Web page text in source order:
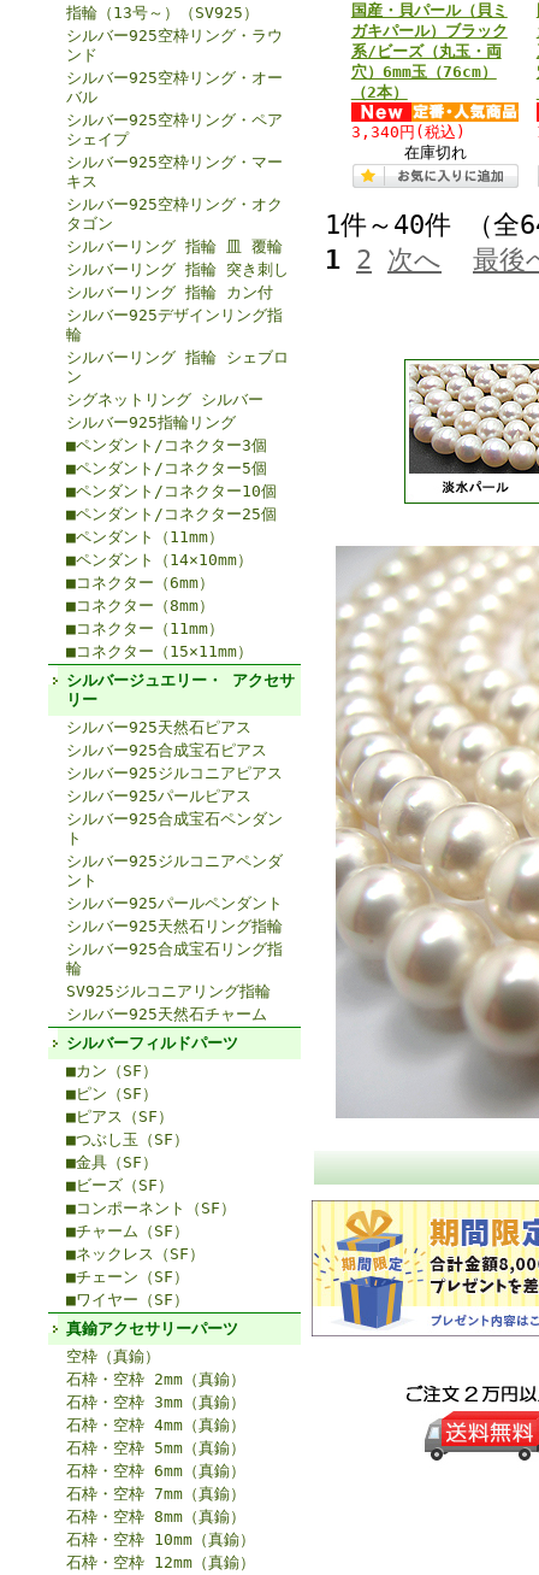
指輪（13号～）（SV925）
シルバー925空枠リング・ラウ
ンド
シルバー925空枠リング・オー
バル
シルバー925空枠リング・ペア
シェイプ
シルバー925空枠リング・マー
キス
シルバー925空枠リング・オク
タゴン
シルバーリング 指輪 皿 覆輪
シルバーリング 指輪 突き刺し
シルバーリング 指輪 カン付
シルバー925デザインリング指
輪
シルバーリング 指輪 シェブロ
ン
シグネットリング シルバー
シルバー925指輪リング
■ペンダント/コネクター3個
■ペンダント/コネクター5個
■ペンダント/コネクター10個
■ペンダント/コネクター25個
■ペンダント（11mm）
■ペンダント（14×10mm）
■コネクター（6mm）
■コネクター（8mm）
■コネクター（11mm）
■コネクター（15×11mm）
シルバージュエリー・ アクセサ
リー
シルバー925天然石ピアス
シルバー925合成宝石ピアス
シルバー925ジルコニアピアス
シルバー925パールピアス
シルバー925合成宝石ペンダン
ト
シルバー925ジルコニアペンダ
ント
シルバー925パールペンダント
シルバー925天然石リング指輪
シルバー925合成宝石リング指
輪
SV925ジルコニアリング指輪
シルバー925天然石チャーム
シルバーフィルドパーツ
■カン（SF）
■ピン（SF）
■ピアス（SF）
■つぶし玉（SF）
■金具（SF）
■ビーズ（SF）
■コンポーネント（SF）
■チャーム（SF）
■ネックレス（SF）
■チェーン（SF）
■ワイヤー（SF）
真鍮アクセサリーパーツ
空枠（真鍮）
石枠・空枠 2mm（真鍮）
石枠・空枠 3mm（真鍮）
石枠・空枠 4mm（真鍮）
石枠・空枠 5mm（真鍮）
石枠・空枠 6mm（真鍮）
石枠・空枠 7mm（真鍮）
石枠・空枠 8mm（真鍮）
石枠・空枠 10mm（真鍮）
石枠・空枠 12mm（真鍮）
国産・貝パール（貝ミ
ガキパール）ブラック
系/ビーズ（丸玉・両
穴）6mm玉（76cm）
（2本）
3,340円 (税込)
在庫切れ
1件～40件 （
1 2 次へ 最後